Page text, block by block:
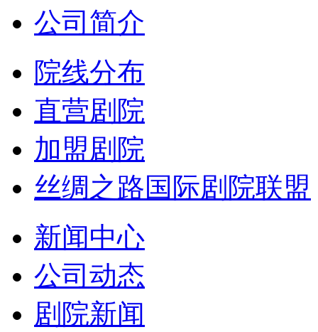
公司简介
院线分布
直营剧院
加盟剧院
丝绸之路国际剧院联盟
新闻中心
公司动态
剧院新闻